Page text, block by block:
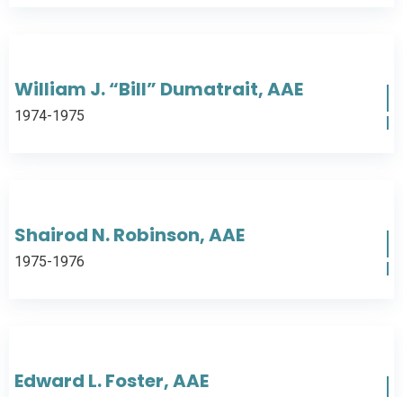
William J. “Bill” Dumatrait, AAE
1974-1975
Shairod N. Robinson, AAE
1975-1976
Edward L. Foster, AAE